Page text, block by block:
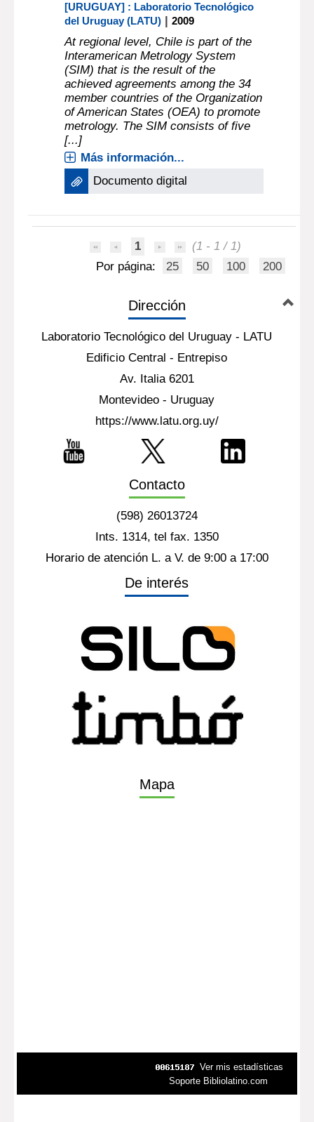
[URUGUAY] : Laboratorio Tecnológico
del Uruguay (LATU) |2009
At regional level, Chile is part of the
Interamerican Metrology System
(SIM) that is the result of the
achieved agreements among the 34
member countries of the Organization
of American States (OEA) to promote
metrology. The SIM consists of five
[...]
Más información...
Documento digital
1
(1 - 1 / 1)
Por página:
25 50 100 200
Dirección
Laboratorio Tecnológico del Uruguay - LATU
Edificio Central - Entrepiso
Av. Italia 6201
Montevideo - Uruguay
https://www.latu.org.uy/
Contacto
(598) 26013724
Ints. 1314, tel fax. 1350
Horario de atención L. a V. de 9:00 a 17:00
De interés
Mapa
Ver mis estadísticas
Soporte Bibliolatino.com